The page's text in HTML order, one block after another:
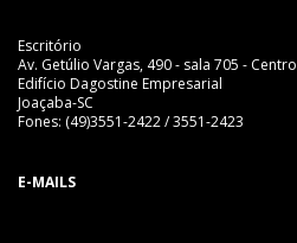
Escritório
Av. Getúlio Vargas, 490 - sala 705 - Centro
Edifício Dagostine Empresarial
Joaçaba-SC
Fones: (49)3551-2422 / 3551-2423
E-MAILS